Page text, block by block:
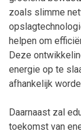
zoals slimme
helpen om
Deze
energie op te
afhankelijk
Daarnaast zal
toekomst van